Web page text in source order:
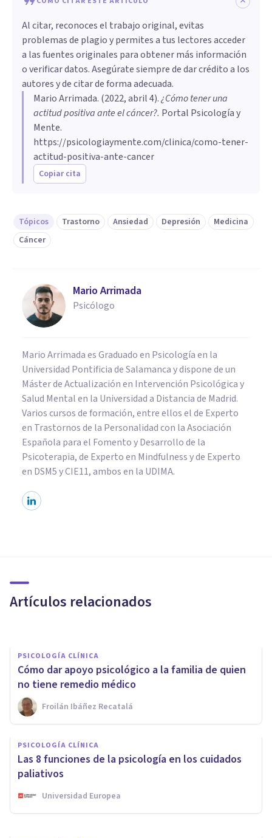
Al citar, reconoces el trabajo original, evitas
problemas de plagio y permites a tus lectores acceder
a las fuentes originales para obtener más información
o verificar datos. Asegúrate siempre de dar crédito a los
autores y de citar de forma adecuada.
Mario Arrimada. (2022, abril 4).¿Cómo tener una
actitud positiva ante el cáncer?. Portal Psicología y
Mente.
https://psicologiaymente.com/clinica/como-tener-
actitud-positiva-ante-cancer
Copiar cita
Tópicos Trastorno Ansiedad Depresión
Medicina
Cáncer
Mario Arrimada
Psicólogo
Mario Arrimada es Graduado en Psicología en la
Universidad Pontificia de Salamanca y dispone de un
Máster de Actualización en Intervención Psicológica y
Salud Mental en la Universidad a Distancia de Madrid.
Varios cursos de formación, entre ellos el de Experto
en Trastornos de la Personalidad con la Asociación
Española para el Fomento y Desarrollo de la
Psicoterapia, de Experto en Mindfulness y de Experto
en DSM5 y CIE11, ambos en la UDIMA.
Artículos relacionados
vida
PSICOLOGÍA CLÍNICA
Cómo dar apoyo psicológico a la familia de quien
no tiene remedio médico
Froilán Ibáñez Recatalá
PSICOLOGÍA CLÍNICA
Las 8 funciones de la psicología en los cuidados
paliativos
Universidad Europea
Trastornos psicosomáticos:
causas, síntomas y tratamiento
Oscar Castillero Mimenza